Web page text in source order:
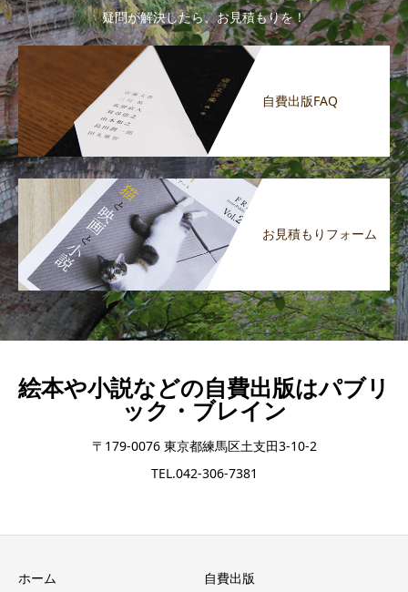
疑問が解決したら、お見積もりを！
自費出版FAQ
お見積もりフォーム
絵本や小説などの自費出版はパブリ
ック・ブレイン
〒179-0076 東京都練馬区土支田3-10-2
TEL.042-306-7381
ホーム 自費出版